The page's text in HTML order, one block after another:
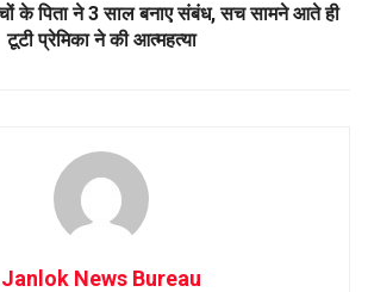
के पिता ने 3 साल बनाए संबंध, सच सामने आते ही
टूटी प्रेमिका ने की आत्महत्या
Janlok News Bureau